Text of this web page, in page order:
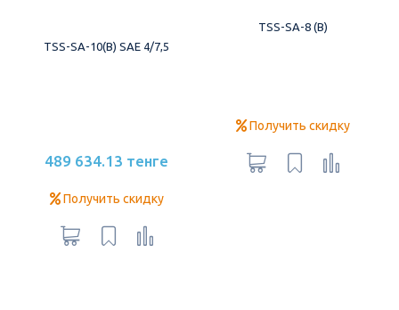
TSS-SA-10(B) SAE 4/7,5
489 634.13 тенге
Получить скидку
TSS-SA-8 (B)
Получить скидку